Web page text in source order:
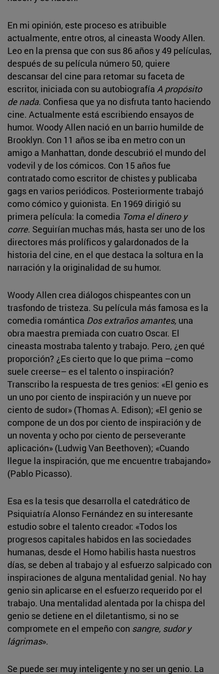
En mi opinión, este proceso es atribuible
actualmente, entre otros, al cineasta Woody Allen.
Leo en la prensa que con sus 86 años y 49 películas,
después de su película número 50, quiere
descansar del cine para retomar su faceta de
escritor, iniciada con su autobiografía A propósito
de nada. Confiesa que ya no disfruta tanto haciendo
cine. Actualmente está escribiendo ensayos de
humor. Woody Allen nació en un barrio humilde de
Brooklyn. Con 11 años se iba en metro con un
amigo a Manhattan, donde descubrió el mundo del
vodevil y de los cómicos. Con 15 años fue
contratado como escritor de chistes y publicaba
gags en varios periódicos. Posteriormente trabajó
como cómico y guionista. En 1969 dirigió su
primera película: la comedia Toma el dinero y
corre. Seguirían muchas más, hasta ser uno de los
directores más prolíficos y galardonados de la
historia del cine, en el que destaca la soltura en la
narración y la originalidad de su humor.
Woody Allen crea diálogos chispeantes con un
trasfondo de tristeza. Su película más famosa es la
comedia romántica Dos extraños amantes, una
obra maestra premiada con cuatro Oscar. El
cineasta mostraba talento y trabajo. Pero, ¿en qué
proporción? ¿Es cierto que lo que prima –como
suele creerse– es el talento o inspiración?
Transcribo la respuesta de tres genios: «El genio es
un uno por ciento de inspiración y un nueve por
ciento de sudor» (Thomas A. Edison); «El genio se
compone de un dos por ciento de inspiración y de
un noventa y ocho por ciento de perseverante
aplicación» (Ludwig Van Beethoven); «Cuando
llegue la inspiración, que me encuentre trabajando»
(Pablo Picasso).
Esa es la tesis que desarrolla el catedrático de
Psiquiatría Alonso Fernández en su interesante
estudio sobre el talento creador: «Todos los
progresos capitales habidos en las sociedades
humanas, desde el Homo habilis hasta nuestros
días, se deben al trabajo y al esfuerzo salpicado con
inspiraciones de alguna mentalidad genial. No hay
genio sin aplicarse en el esfuerzo requerido por el
trabajo. Una mentalidad alentada por la chispa del
genio se detiene en el diletantismo, si no se
compromete en el empeño con sangre, sudor y
lágrimas».
Se puede ser muy inteligente y no ser un genio. La